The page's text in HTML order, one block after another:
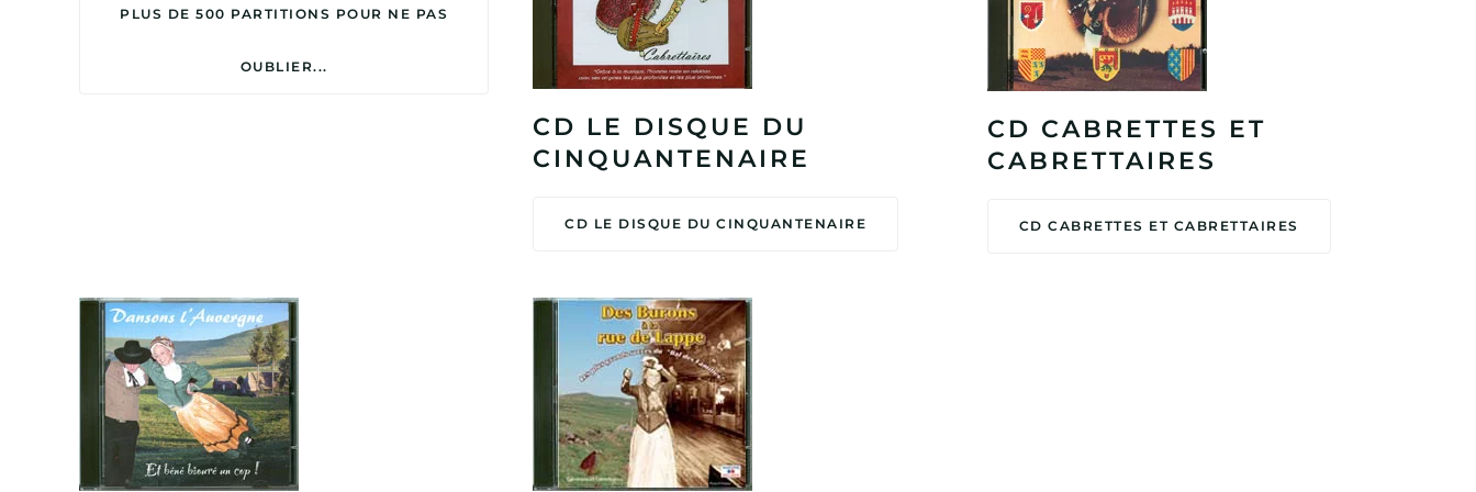
PLUS DE 500 PARTITIONS POUR NE PAS
OUBLIER...
CD LE DISQUE DU
CINQUANTENAIRE
CD LE DISQUE DU CINQUANTENAIRE
CD CABRETTES ET
CABRETTAIRES
CD CABRETTES ET CABRETTAIRES